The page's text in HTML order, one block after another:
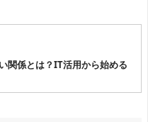
関係とは？IT活用から始める